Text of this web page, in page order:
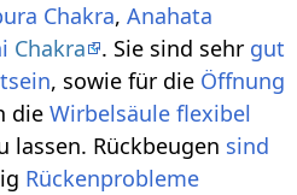
Chakra,Anahata
Chakra . Sie sind sehr gut
, sowie für die Öffnung
dieWirbelsäule flexibel
lassen. Rückbeugen sind
Rückenprobleme